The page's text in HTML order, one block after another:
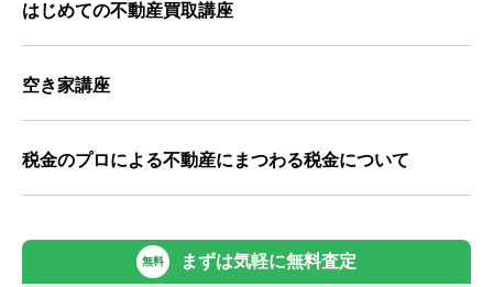
はじめての不動産買取講座
空き家講座
税金のプロによる不動産にまつわる税金について
無料 まずは気軽に無料査定